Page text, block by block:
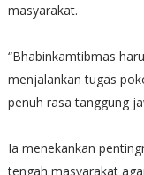
masyarakat.
“Bhabinkamtibmas
menjalankan tugas
penuh rasa tanggung
Ia menekankan
tengah masyarakat